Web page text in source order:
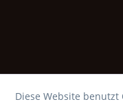
Diese Website